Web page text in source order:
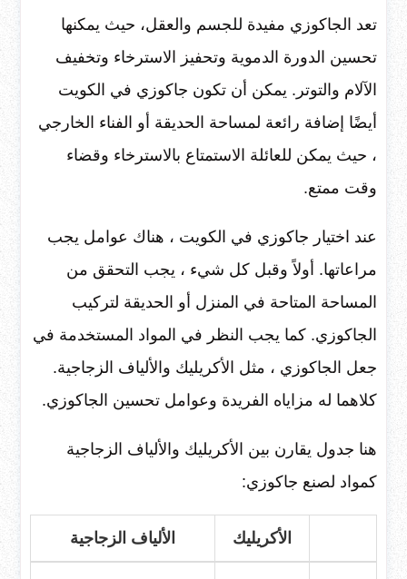
تعد الجاكوزي مفيدة للجسم والعقل، حيث يمكنها
تحسين الدورة الدموية وتحفيز الاسترخاء وتخفيف
الآلام والتوتر. يمكن أن تكون جاكوزي في الكويت
أيضًا إضافة رائعة لمساحة الحديقة أو الفناء الخارجي
، حيث يمكن للعائلة الاستمتاع بالاسترخاء وقضاء
وقت ممتع.
عند اختيار جاكوزي في الكويت ، هناك عوامل يجب
مراعاتها. أولاً وقبل كل شيء ، يجب التحقق من
المساحة المتاحة في المنزل أو الحديقة لتركيب
الجاكوزي. كما يجب النظر في المواد المستخدمة في
جعل الجاكوزي ، مثل الأكريليك والألياف الزجاجية.
كلاهما له مزاياه الفريدة وعوامل تحسين الجاكوزي.
هنا جدول يقارن بين الأكريليك والألياف الزجاجية
كمواد لصنع جاكوزي:
الأكريليك الألياف الزجاجية